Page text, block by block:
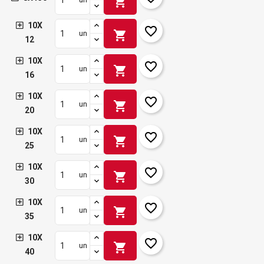
10X
12
un shopping_cart favorite_border
10X
16
un shopping_cart favorite_border
10X
20
un shopping_cart favorite_border
10X
25
un shopping_cart favorite_border
10X
30
un shopping_cart favorite_border
10X
35
un shopping_cart favorite_border
10X
40
un shopping_cart favorite_border